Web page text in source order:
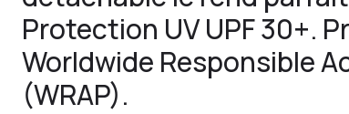
Protection UV UPF 30+.
Worldwide Responsible
(WRAP).